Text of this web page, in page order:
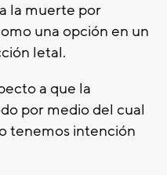
la muerte por
una opción en un
letal.
a que la
por medio del cual
tenemos intención